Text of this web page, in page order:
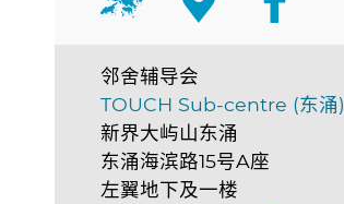
邻舍辅导会
TOUCH Sub-centre (东涌)
新界大屿山东涌
东涌海滨路15号A座
左翼地下及一楼